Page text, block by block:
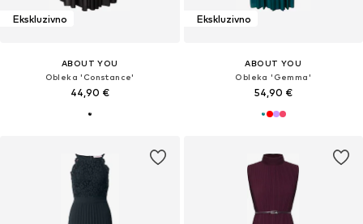
Ekskluzivno
ABOUT YOU
Obleka 'Constance'
44,90 €
Ekskluzivno
ABOUT YOU
Obleka 'Gemma'
54,90 €